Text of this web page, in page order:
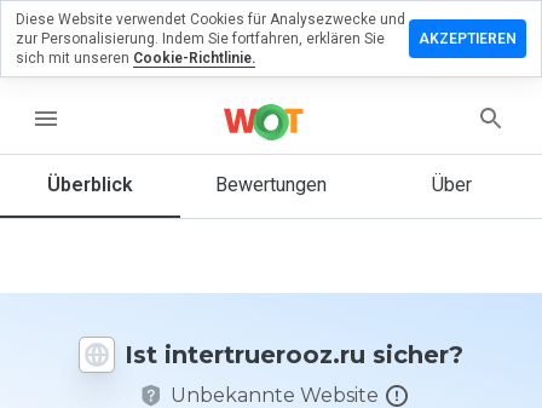
menu
Überblick Bewertungen Über
Ist intertruerooz.ru sicher?
Unbekannte Website
zu
Sie diese
auf einer
Skala von
Diese Website verwendet Cookies für Analysezwecke und
zur Personalisierung. Indem Sie fortfahren, erklären Sie
sich mit unseren Cookie-Richtlinie.
AKZEPTIEREN